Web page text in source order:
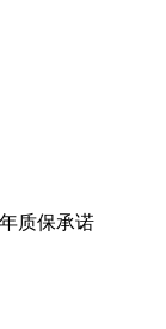
质保承诺